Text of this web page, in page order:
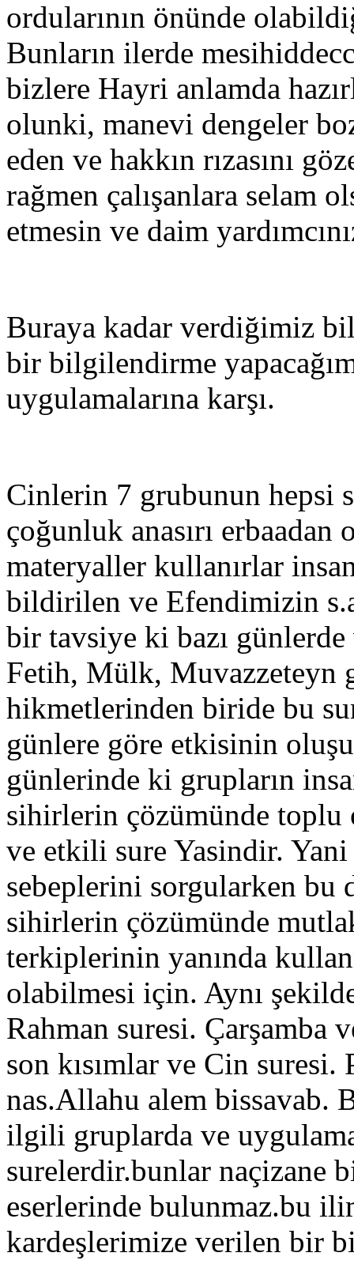
ordularının önünde
Bunların ilerde
bizlere Hayri anlamda
olunki, manevi dengeler
eden ve hakkın rızasını
rağmen çalışanlara selam
etmesin ve daim
Buraya kadar verdiğimiz
bir bilgilendirme
uygulamalarına karşı.
Cinlerin 7 grubunun hepsi
çoğunluk anasırı
materyaller kullanırlar
bildirilen ve Efendimizin
bir tavsiye ki bazı
Fetih, Mülk, Muvazzeteyn
hikmetlerinden biride bu
günlere göre etkisinin
günlerinde ki grupların
sihirlerin çözümünde toplu
ve etkili sure Yasindir. Yani
sebeplerini sorgularken bu
sihirlerin çözümünde
terkiplerinin yanında
olabilmesi için. Aynı
Rahman suresi. Çarşamba
son kısımlar ve Cin
nas.Allahu alem
ilgili gruplarda ve
surelerdir.bunlar naçizane
eserlerinde bulunmaz.bu
kardeşlerimize verilen bir